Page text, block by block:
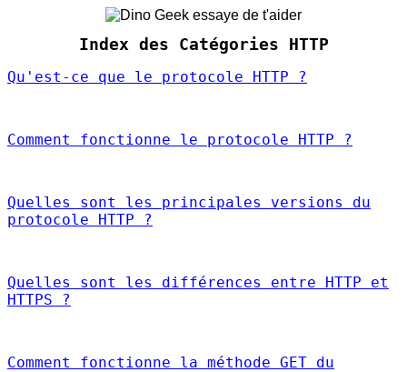
Index des Catégories HTTP
Qu'est-ce que le protocole HTTP ?
Comment fonctionne le protocole HTTP ?
Quelles sont les principales versions du
protocole HTTP ?
Quelles sont les différences entre HTTP et
HTTPS ?
Comment fonctionne la méthode GET du